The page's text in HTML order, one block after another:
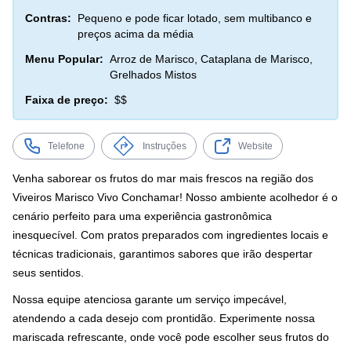
Contras:
Pequeno e pode ficar lotado, sem multibanco e
preços acima da média
Menu Popular: Arroz de Marisco, Cataplana de Marisco,
Grelhados Mistos
Faixa de preço: $$
Telefone Instruções Website
Venha saborear os frutos do mar mais frescos na região dos
Viveiros Marisco Vivo Conchamar! Nosso ambiente acolhedor é o
cenário perfeito para uma experiência gastronômica
inesquecível. Com pratos preparados com ingredientes locais e
técnicas tradicionais, garantimos sabores que irão despertar
seus sentidos.
Nossa equipe atenciosa garante um serviço impecável,
atendendo a cada desejo com prontidão. Experimente nossa
mariscada refrescante, onde você pode escolher seus frutos do